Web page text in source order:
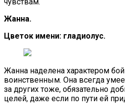
Жанна.
Цветок имени: гладиолус.
Жанна наделена характером
воинственным. Она всегда
за других тоже, обязательно
целей, даже если по пути ей